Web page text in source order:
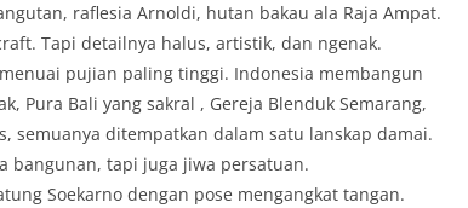
raflesia Arnoldi, hutan bakau ala Raja Ampat.
Tapi detailnya halus, artistik, dan ngenak.
pujian paling tinggi. Indonesia membangun
Pura Bali yang sakral , Gereja Blenduk Semarang,
semuanya ditempatkan dalam satu lanskap damai.
bangunan, tapi juga jiwa persatuan.
Soekarno dengan pose mengangkat tangan.